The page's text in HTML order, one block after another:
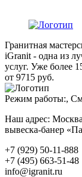
Гранитная
iGranit - одна из
услуг. Уже более
от 9715 руб.
Режим работы:,
Наш адрес:
вывеска-банер
+7 (929) 50-11-888
+7 (495) 663-51-48
info@igranit.ru